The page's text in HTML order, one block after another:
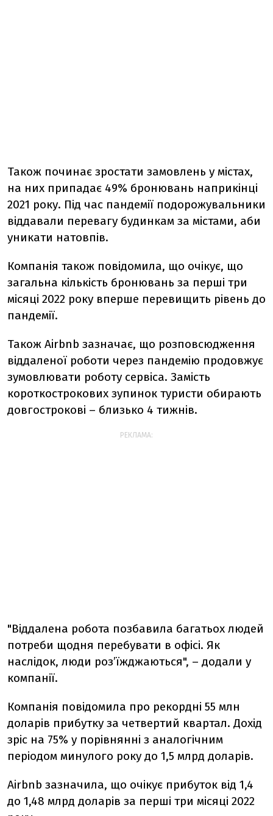
Також починає зростати замовлень у містах,
на них припадає 49% бронювань наприкінці
2021 року. Під час пандемії подорожувальники
віддавали перевагу будинкам за містами, аби
уникати натовпів.
Компанія також повідомила, що очікує, що
загальна кількість бронювань за перші три
місяці 2022 року вперше перевищить рівень до
пандемії.
Також Airbnb зазначає, що розповсюдження
віддаленої роботи через пандемію продовжує
зумовлювати роботу сервіса. Замість
короткострокових зупинок туристи обирають
довгострокові – близько 4 тижнів.
РЕКЛАМА:
"Віддалена робота позбавила багатьох людей
потреби щодня перебувати в офісі. Як
наслідок, люди роз’їжджаються", – додали у
компанії.
Компанія повідомила про рекордні 55 млн
доларів прибутку за четвертий квартал. Дохід
зріс на 75% у порівнянні з аналогічним
періодом минулого року до 1,5 млрд доларів.
Airbnb зазначила, що очікує прибуток від 1,4
до 1,48 млрд доларів за перші три місяці 2022